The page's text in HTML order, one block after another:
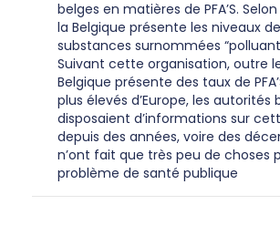
belges en matières de PFA’S.
la Belgique présente les niveaux de
substances surnommées
Suivant cette organisation, outre
Belgique présente des taux de
plus élevés d’Europe, les autorités
disposaient d’informations sur
depuis des années, voire des
n’ont fait que très peu de choses
problème de santé publique